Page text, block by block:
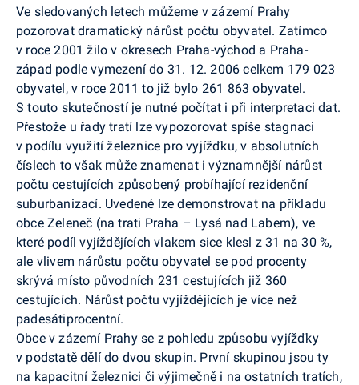
Ve sledovaných letech můžeme v zázemí Prahy
pozorovat dramatický nárůst počtu obyvatel. Zatímco
v roce 2001 žilo v okresech Praha-východ a Praha-
západ podle vymezení do 31. 12. 2006 celkem 179 023
obyvatel, v roce 2011 to již bylo 261 863 obyvatel.
S touto skutečností je nutné počítat i při interpretaci dat.
Přestože u řady tratí lze vypozorovat spíše stagnaci
v podílu využití železnice pro vyjížďku, v absolutních
číslech to však může znamenat i významnější nárůst
počtu cestujících způsobený probíhající rezidenční
suburbanizací. Uvedené lze demonstrovat na příkladu
obce Zeleneč (na trati Praha – Lysá nad Labem), ve
které podíl vyjíždějících vlakem sice klesl z 31 na 30 %,
ale vlivem nárůstu počtu obyvatel se pod procenty
skrývá místo původních 231 cestujících již 360
cestujících. Nárůst počtu vyjíždějících je více než
padesátiprocentní.
Obce v zázemí Prahy se z pohledu způsobu vyjížďky
v podstatě dělí do dvou skupin. První skupinou jsou ty
na kapacitní železnici či výjimečně i na ostatních tratích,